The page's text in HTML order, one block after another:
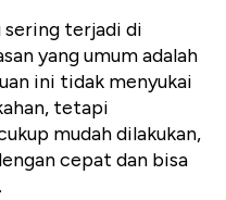
terjadi di
yang umum adalah
ini tidak menyukai
tetapi
mudah dilakukan,
cepat dan bisa